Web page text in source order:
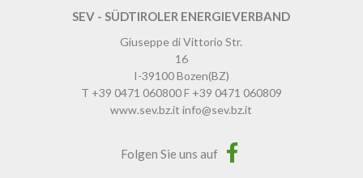
SEV - SÜDTIROLER ENERGIEVERBAND
Giuseppe di Vittorio Str.
16
I-39100Bozen(BZ)
T +39 0471 060800F +39 0471 060809
www.sev.bz.it info@sev.bz.it
Folgen Sie uns auf